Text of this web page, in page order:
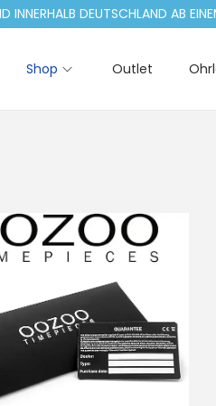
DEUTSCHLAND AB EINEM
Shop Outlet